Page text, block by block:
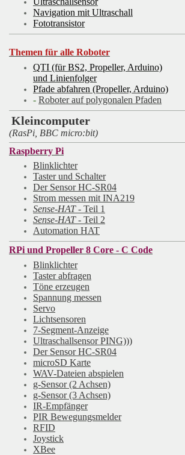
Navigation mit Ultraschall
Fototransistor
Themen für alle Roboter
QTI (für BS2, Propeller, Arduino)
und Linienfolger
Pfade abfahren (Propeller, Arduino)
- Roboter auf polygonalen Pfaden
Kleincomputer
(RasPi, BBC micro:bit)
Raspberry Pi
Blinklichter
Taster und Schalter
Der Sensor HC-SR04
Strom messen mit INA219
Sense-HAT- Teil 1
Sense-HAT- Teil 2
Automation HAT
RPi und Propeller 8 Core - C Code
Blinklichter
Taster abfragen
Töne erzeugen
Spannung messen
Servo
Lichtsensoren
7-Segment-Anzeige
Ultraschallsensor PING)))
Der Sensor HC-SR04
microSD Karte
WAV-Dateien abspielen
g-Sensor (2 Achsen)
g-Sensor (3 Achsen)
IR-Empfänger
PIR Bewegungsmelder
RFID
Joystick
XBee